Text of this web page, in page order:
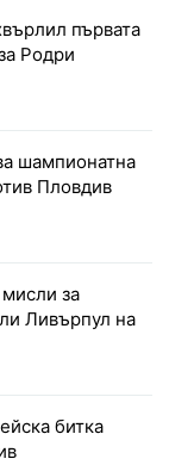
първата
Родри
шампионатна
Пловдив
за
Ливърпул на
битка